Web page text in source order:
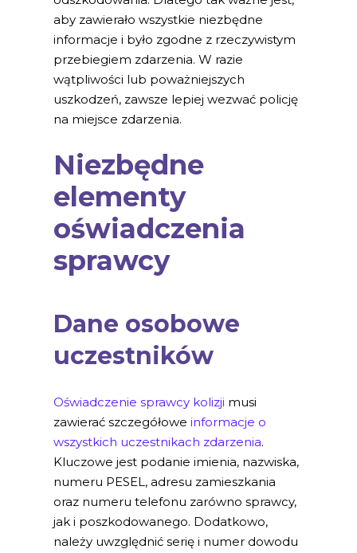
aby zawierało wszystkie niezbędne
informacje i było zgodne z rzeczywistym
przebiegiem zdarzenia. W razie
wątpliwości lub poważniejszych
uszkodzeń, zawsze lepiej wezwać policję
na miejsce zdarzenia.
Niezbędne
elementy
oświadczenia
sprawcy
Dane osobowe
uczestników
Oświadczenie sprawcy kolizji musi
zawierać szczegółowe informacje o
wszystkich uczestnikach zdarzenia.
Kluczowe jest podanie imienia, nazwiska,
numeru PESEL, adresu zamieszkania
oraz numeru telefonu zarówno sprawcy,
jak i poszkodowanego. Dodatkowo,
należy uwzględnić serię i numer dowodu